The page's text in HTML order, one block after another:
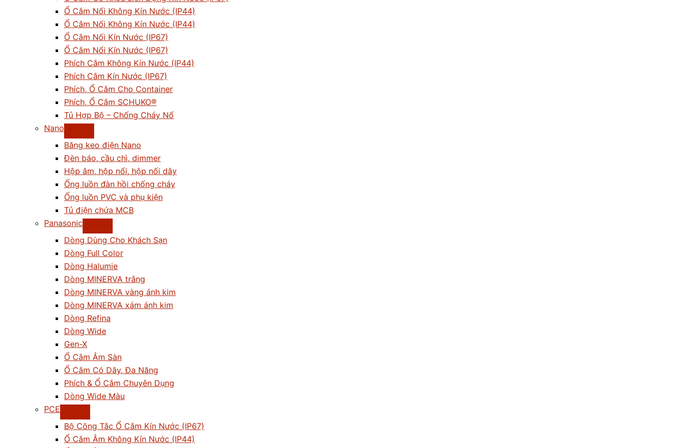
Ổ Cắm Nổi Không Kín Nước (IP44)
Ổ Cắm Nối Không Kín Nước (IP44)
Ổ Cắm Nối Kín Nước (IP67)
Ổ Cắm Nổi Kín Nước (IP67)
Phích Cắm Không Kín Nước (IP44)
Phích Cắm Kín Nước (IP67)
Phích, Ổ Cắm Cho Container
Phích, Ổ Cắm SCHUKO®
Tủ Hợp Bộ – Chống Cháy Nổ
Nano
Băng keo điện Nano
Đèn báo, cầu chì, dimmer
Hộp âm, hộp nổi, hộp nối dây
Ống luồn đàn hồi chống cháy
Ống luồn PVC và phụ kiện
Tủ điện chứa MCB
Panasonic
Dòng Dùng Cho Khách Sạn
Dòng Full Color
Dòng Halumie
Dòng MINERVA trắng
Dòng MINERVA vàng ánh kim
Dòng MINERVA xám ánh kim
Dòng Refina
Dòng Wide
Gen-X
Ổ Cắm Âm Sàn
Ổ Cắm Có Dây, Đa Năng
Phích & Ổ Cắm Chuyên Dụng
Dòng Wide Màu
PCE
Bộ Công Tắc Ổ Cắm Kín Nước (IP67)
Ổ Cắm Âm Không Kín Nước (IP44)